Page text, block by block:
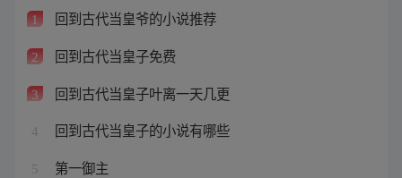
1 回到古代当皇爷的小说推荐
2 回到古代当皇子免费
3 回到古代当皇子叶离一天几更
4 回到古代当皇子的小说有哪些
5 第一御主